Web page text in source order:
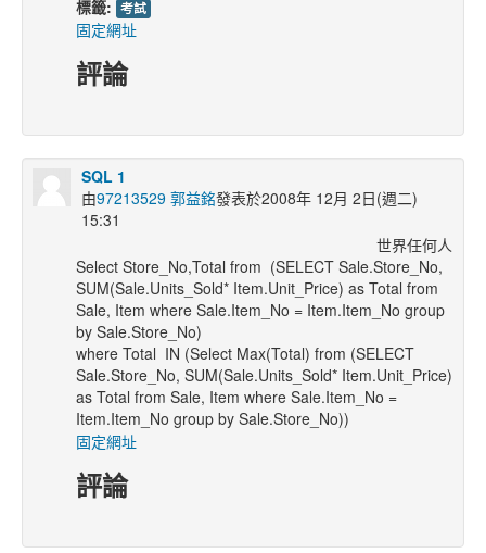
標籤: 考試
固定網址
評論
SQL 1
由97213529 郭益銘發表於2008年 12月 2日(週二)
15:31
世界任何人
Select Store_No,Total from (SELECT Sale.Store_No,
SUM(Sale.Units_Sold* Item.Unit_Price) as Total from
Sale, Item where Sale.Item_No = Item.Item_No group
by Sale.Store_No)
where Total IN (Select Max(Total) from (SELECT
Sale.Store_No, SUM(Sale.Units_Sold* Item.Unit_Price)
as Total from Sale, Item where Sale.Item_No =
Item.Item_No group by Sale.Store_No))
固定網址
評論